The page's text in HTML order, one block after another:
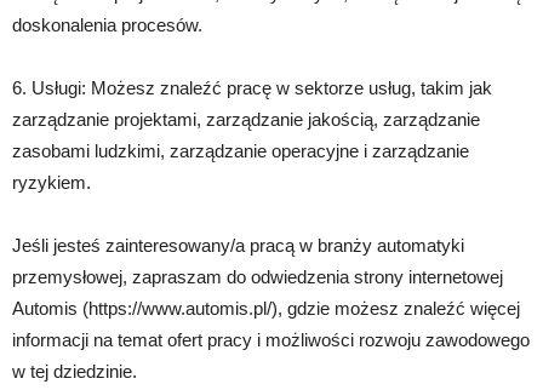
doskonalenia procesów.
6. Usługi: Możesz znaleźć pracę w sektorze usług, takim jak
zarządzanie projektami, zarządzanie jakością, zarządzanie
zasobami ludzkimi, zarządzanie operacyjne i zarządzanie
ryzykiem.
Jeśli jesteś zainteresowany/a pracą w branży automatyki
przemysłowej, zapraszam do odwiedzenia strony internetowej
Automis (https://www.automis.pl/), gdzie możesz znaleźć więcej
informacji na temat ofert pracy i możliwości rozwoju zawodowego
w tej dziedzinie.